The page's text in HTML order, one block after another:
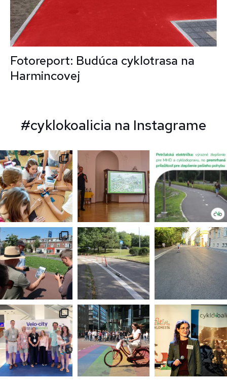
Fotoreport: Budúca cyklotrasa na
Harmincovej
#cyklokoalicia na Instagrame